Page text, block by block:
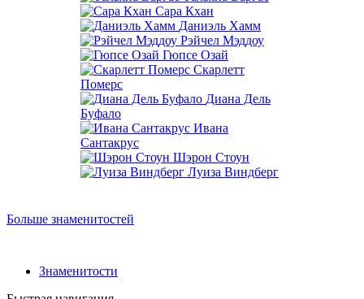
Сара Кхан
Даниэль Хамм
Рэйчел Мэддоу
Гюпсе Озай
Скарлетт
Померс
Диана Дель
Буфало
Ивана
Сантакрус
Шэрон Стоун
Луиза Виндберг
Больше знаменитостей
Знаменитости